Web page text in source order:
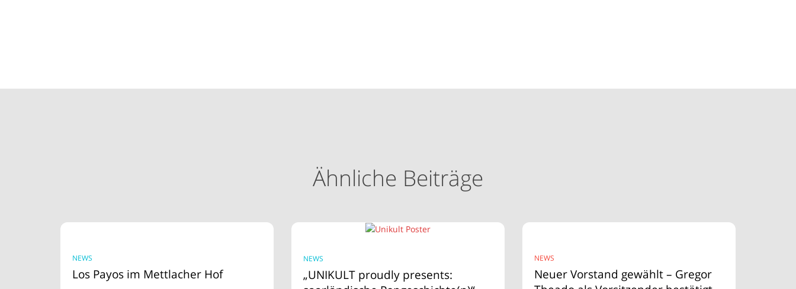
Ähnliche Beiträge
NEWS
Los Payos im Mettlacher Hof
NEWS
„UNIKULT proudly presents:
NEWS
Neuer Vorstand gewählt – Gregor